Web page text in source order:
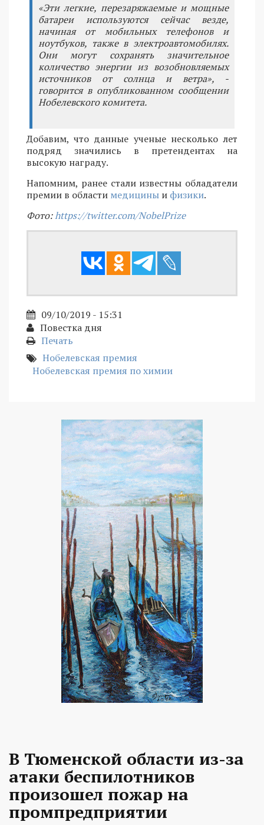
«Эти легкие, перезаряжаемые и мощные
батареи используются сейчас везде,
начиная от мобильных телефонов и
ноутбуков, также в электроавтомобилях.
Они могут сохранять значительное
количество энергии из возобновляемых
источников от солнца и ветра», -
говорится в опубликованном сообщении
Нобелевского комитета.
Добавим, что данные ученые несколько лет
подряд значились в претендентах на
высокую награду.
Напомним, ранее стали известны обладатели
премии в области медицины и физики.
Фото:https://twitter.com/NobelPrize
09/10/2019 - 15:31
Повестка дня
Печать
Нобелевская премия
Нобелевская премия по химии
В Тюменской области из-за
атаки беспилотников
произошел пожар на
промпредприятии